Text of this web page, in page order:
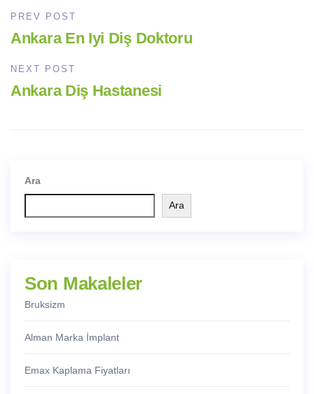
PREV POST
Ankara En Iyi Diş Doktoru
NEXT POST
Ankara Diş Hastanesi
Ara
Ara
Son Makaleler
Bruksizm
Alman Marka İmplant
Emax Kaplama Fiyatları